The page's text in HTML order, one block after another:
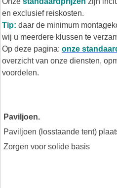
en exclusief reiskosten.
Tip: daar de minimum
wij u meerdere klussen te
Op deze pagina: onze
overzicht van onze diensten,
voordelen.
Paviljoen.
Paviljoen (losstaande tent)
Zorgen voor solide basis